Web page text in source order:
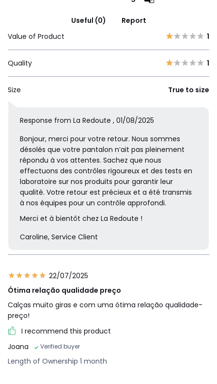
Useful (0)
Report
Value of Product
1
Quality 1
Size True to size
Response from La Redoute , 01/08/2025
Bonjour, merci pour votre retour. Nous sommes
désolés que votre pantalon n’ait pas pleinement
répondu à vos attentes. Sachez que nous
effectuons des contrôles rigoureux et des tests en
laboratoire sur nos produits pour garantir leur
qualité. Votre retour est précieux et a été transmis
à nos équipes pour un contrôle approfondi.
Merci et à bientôt chez La Redoute !
Caroline, Service Client
22/07/2025
Ótima relação qualidade preço
Calças muito giras e com uma ótima relação qualidade-
preço!
I recommend this product
Joana
Verified buyer
Length of Ownership 1 month